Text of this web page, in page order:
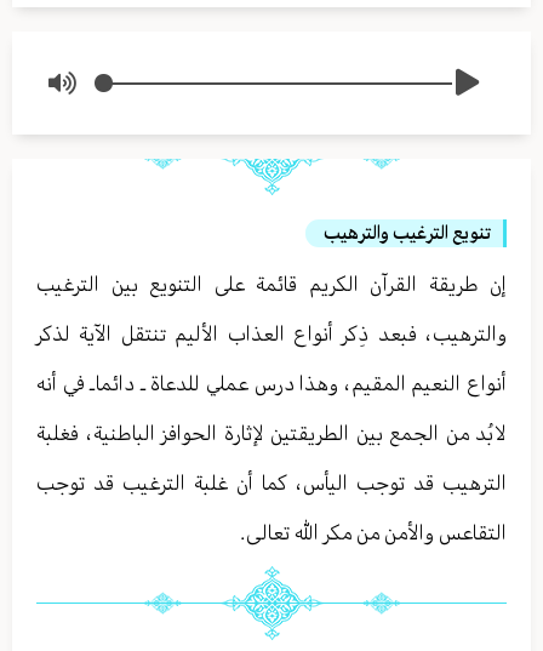
تنويع الترغيب والترهيب
إن طريقة القرآن الكريم قائمة على التنويع بين الترغيب
والترهيب ، فبعد ذِكر أنواع العذاب الأليم تنتقل الآية لذكر
أنواع النعيم المقيم ، وهذا درس عملي للدعاة ـ دائما ـ في أنه
لا بُد من الجمع بين الطريقتين لإثارة الحوافز الباطنية ، فغلبة
الترهيب قد توجب اليأس ، كما أن غلبة الترغيب قد توجب
التقاعس والأمن من مكر الله تعالى .